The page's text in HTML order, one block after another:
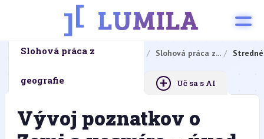
Domovská stránka Domáce úlohy Slohová práca z...
Slohová práca z
geografie + Uč sa s AI
Vývoj poznatkov o